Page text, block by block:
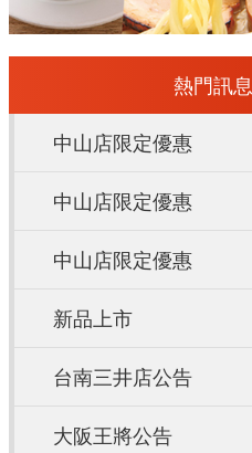
熱門訊息
中山店限定優惠
中山店限定優惠
中山店限定優惠
新品上市
台南三井店公告
大阪王將公告